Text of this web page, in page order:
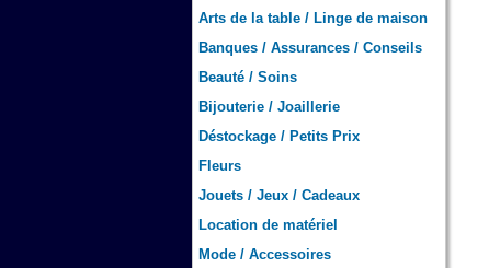
Arts de la table / Linge de maison
Banques / Assurances / Conseils
Beauté / Soins
Bijouterie / Joaillerie
Déstockage / Petits Prix
Fleurs
Jouets / Jeux / Cadeaux
Location de matériel
Mode / Accessoires